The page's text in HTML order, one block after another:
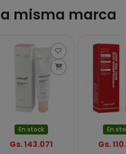
misma marca
En stock
Gs. 143.071
En
Gs.